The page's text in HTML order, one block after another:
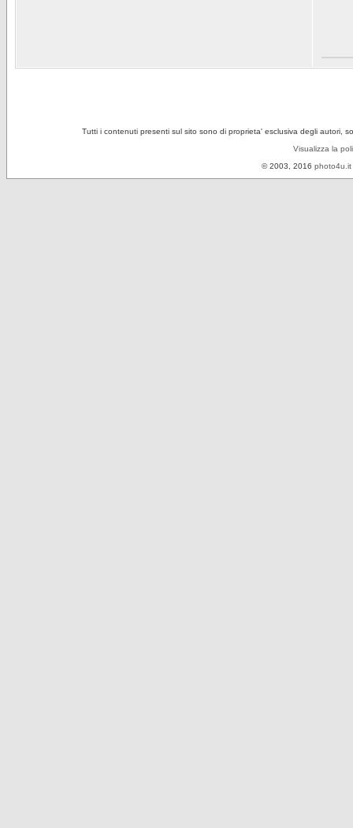
Tutti i contenuti presenti sul sito sono di proprieta' esclusiva degli autori,
Visualizza la
© 2003, 2016 photo4u.it